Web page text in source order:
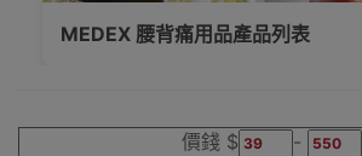
關節護具香港銷
MEDEX 手痛用品產品列表
價錢 $
-